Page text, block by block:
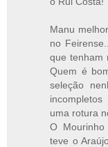
Manu
no
que tenham
Quem é
seleção
uma rotura
O
teve o